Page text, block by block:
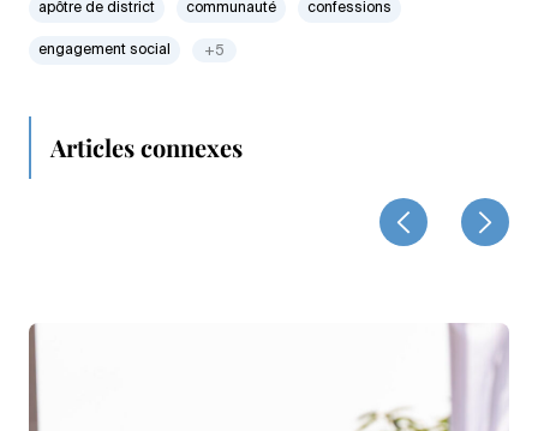
apôtre de district communauté confessions
engagement social +5
Articles connexes